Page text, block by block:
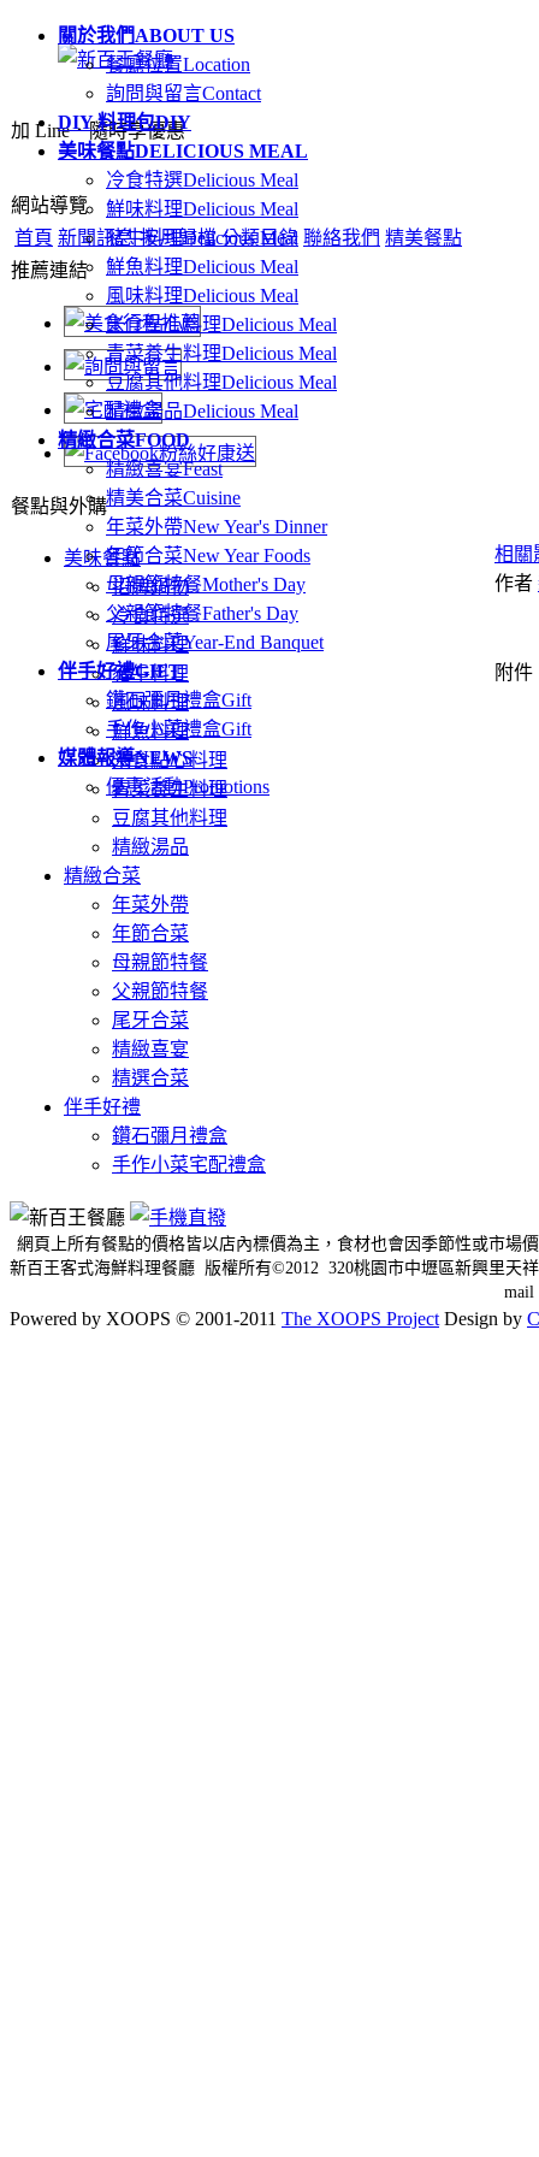
關於我們ABOUT US
餐廳位置Location
詢問與留言Contact
DIY 料理包DIY
美味餐點DELICIOUS MEAL
冷食特選Delicious Meal
鮮味料理Delicious Meal
豬牛料理Delicious Meal
鮮魚料理Delicious Meal
風味料理Delicious Meal
米食點心料理Delicious Meal
青菜養生料理Delicious Meal
豆腐其他料理Delicious Meal
精緻湯品Delicious Meal
精緻合菜FOOD
精緻喜宴Feast
精美合菜Cuisine
年菜外帶New Year's Dinner
年節合菜New Year Foods
母親節特餐Mother's Day
父親節特餐Father's Day
尾牙合菜Year-End Banquet
伴手好禮GIFT
鑽石彌月禮盒Gift
手作小菜禮盒Gift
媒體報導NEWS
優惠活動Promotions
加 Line．隨時享優惠
網站導覽
首頁 新聞訊息 按月歸檔 分類目錄 聯絡我們 精美餐點
推薦連結
餐點與外購
美味餐點
招牌鍋物
冷食特選
鮮味料理
豬牛料理
風味料理
鮮魚料理
米食點心料理
青菜養生料理
豆腐其他料理
精緻湯品
精緻合菜
年菜外帶
年節合菜
母親節特餐
父親節特餐
尾牙合菜
精緻喜宴
精選合菜
伴手好禮
鑽石彌月禮盒
手作小菜宅配禮盒
相關
作者
附
網頁上所有餐點的價格皆以店內標價為主，食材也會因季節性或市場
新百王客式海鮮料理餐廳 版權所有©2012 320桃園市中壢區新興里
mail
Powered by XOOPS © 2001-2011 The XOOPS Project Design by